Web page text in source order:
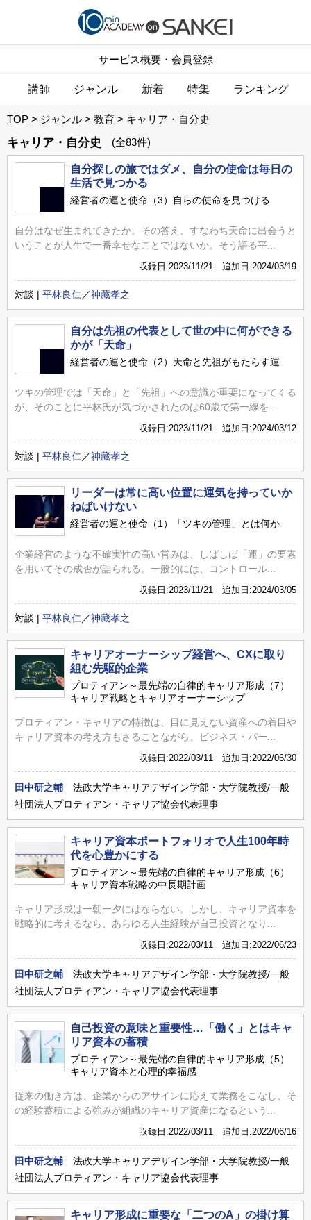
サービス概要・会員登録
講師 ジャンル 新着 特集 ランキング
TOP ジャンル 教育 キャリア・自分史
キャリア・自分史 (全83件)
自分探しの旅ではダメ、自分の使命は毎日の
生活で見つかる
経営者の運と使命（3）自らの使命を見つける
自分はなぜ生まれてきたか。その答え、すなわち天命に出会うと
いうことが人生で一番幸せなことではないか。そう語る平...
収録日:2023/11/21 追加日:2024/03/19
対談 | 平林良仁 ／神藏孝之
自分は先祖の代表として世の中に何ができる
かが「天命」
経営者の運と使命（2）天命と先祖がもたらす運
ツキの管理では「天命」と「先祖」への意識が重要になってくる
が、そのことに平林氏が気づかされたのは60歳で第一線を...
収録日:2023/11/21 追加日:2024/03/12
対談 | 平林良仁 ／神藏孝之
リーダーは常に高い位置に運気を持っていか
ねばいけない
経営者の運と使命（1）「ツキの管理」とは何か
企業経営のような不確実性の高い営みは、しばしば「運」の要素
を用いてその成否が語られる。一般的には、コントロール...
収録日:2023/11/21 追加日:2024/03/05
対談 | 平林良仁 ／神藏孝之
キャリアオーナーシップ経営へ、CXに取り
組む先駆的企業
プロティアン～最先端の自律的キャリア形成（7）
キャリア戦略とキャリアオーナーシップ
プロティアン・キャリアの特徴は、目に見えない資産への着目や
キャリア資本の考え方もさることながら、ビジネス・パー...
収録日:2022/03/11 追加日:2022/06/30
田中研之輔
法政大学キャリアデザイン学部・大学院教授/一般
社団法人プロティアン・キャリア協会代表理事
キャリア資本ポートフォリオで人生100年時
代を心豊かにする
プロティアン～最先端の自律的キャリア形成（6）
キャリア資本戦略の中長期計画
キャリア形成は一朝一夕にはならない。しかし、キャリア資本を
戦略的に考えるなら、あらゆる人生経験が自己投資となり...
収録日:2022/03/11 追加日:2022/06/23
田中研之輔
法政大学キャリアデザイン学部・大学院教授/一般
社団法人プロティアン・キャリア協会代表理事
自己投資の意味と重要性…「働く」とはキャ
リア資本の蓄積
プロティアン～最先端の自律的キャリア形成（5）
キャリア資本と心理的幸福感
従来の働き方は、企業からのアサインに応えて業務をこなし、そ
の経験蓄積による強みが組織のキャリア資産になるという...
収録日:2022/03/11 追加日:2022/06/16
田中研之輔
法政大学キャリアデザイン学部・大学院教授/一般
社団法人プロティアン・キャリア協会代表理事
キャリア形成に重要な「二つのA」の掛け算